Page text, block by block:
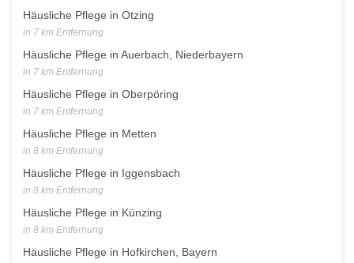
Häusliche Pflege in Otzing
in 7 km Entfernung
Häusliche Pflege in Auerbach, Niederbayern
in 7 km Entfernung
Häusliche Pflege in Oberpöring
in 7 km Entfernung
Häusliche Pflege in Metten
in 8 km Entfernung
Häusliche Pflege in Iggensbach
in 8 km Entfernung
Häusliche Pflege in Künzing
in 8 km Entfernung
Häusliche Pflege in Hofkirchen, Bayern